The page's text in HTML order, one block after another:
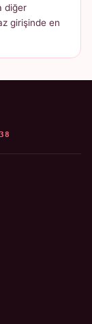
diğer
girişinde en